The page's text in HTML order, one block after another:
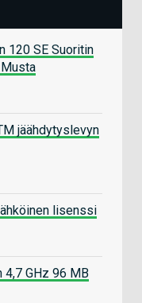
120 SE Suoritin
jäähdytyslevyn
lisenssi
GHz 96 MB